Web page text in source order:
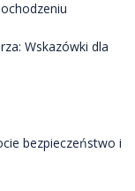
Wskazówki dla
bezpieczeństwo i